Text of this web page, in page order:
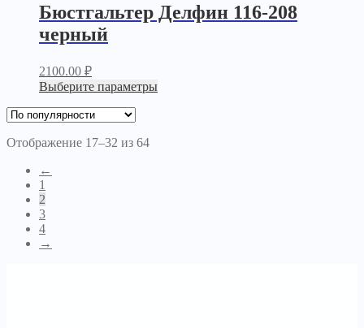
Бюстгальтер Делфин 116-208
черный
2100.00 ₽
Выберите параметры
Отображение 17–32 из 64
←
1
2
3
4
→